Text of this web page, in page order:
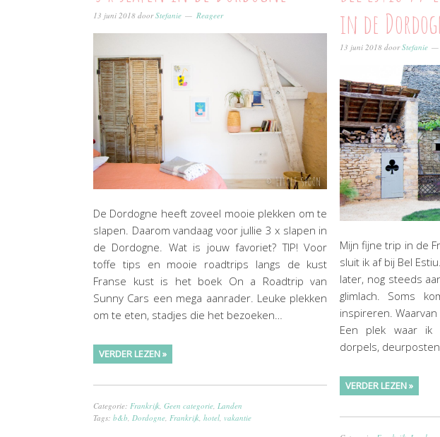
13 juni 2018 doorStefanie Reageer
De Dordogne heeft zoveel mooie plekken om te
slapen. Daarom vandaag voor jullie 3 x slapen in
de Dordogne. Wat is jouw favoriet? TIP! Voor
toffe tips en mooie roadtrips langs de kust
Franse kust is het boek On a Roadtrip van
Sunny Cars een mega aanrader. Leuke plekken
om te eten, stadjes die het bezoeken…
VERDER LEZEN »
Categorie: Frankrijk Geen categorie Landen
Tags: b&b Dordogne Frankrijk hotel vakantie
in de
13 juni 2018doorStefanie
Mijn fijne trip in de
sluit ik af bij Bel
later, nog steeds
glimlach. Soms
inspireren.
Een plek waar ik
dorpels, deurposten…
VERDER LEZEN »